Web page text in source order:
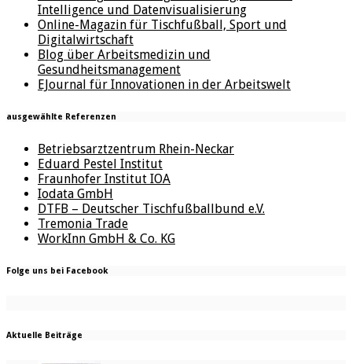
Intelligence und Datenvisualisierung
Online-Magazin für Tischfußball, Sport und
Digitalwirtschaft
Blog über Arbeitsmedizin und
Gesundheitsmanagement
EJournal für Innovationen in der Arbeitswelt
ausgewählte Referenzen
Betriebsarztzentrum Rhein-Neckar
Eduard Pestel Institut
Fraunhofer Institut IOA
Iodata GmbH
DTFB – Deutscher Tischfußballbund e.V.
Tremonia Trade
WorkInn GmbH & Co. KG
Folge uns bei Facebook
Aktuelle Beiträge